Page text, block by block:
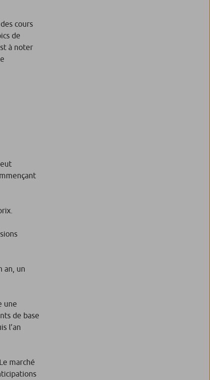
cours
de
à noter
an, un
une
de base
l’an
marché